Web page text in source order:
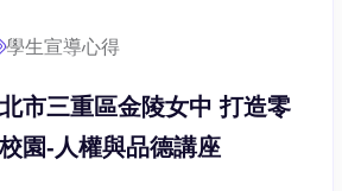
學生宣導心得
市三重區金陵女中 打造零
園-人權與品德講座